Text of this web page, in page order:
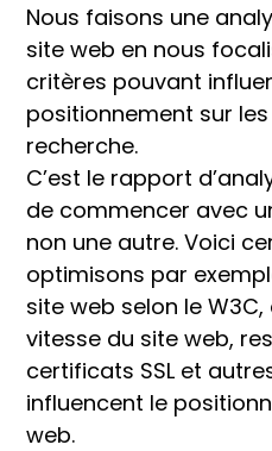
Nous faisons une
site web en nous
critères pouvant
positionnement sur
recherche.
C’est le rapport
de commencer avec
non une autre. Voici
optimisons par
site web selon le
vitesse du site web,
certificats SSL et
influencent le
web.